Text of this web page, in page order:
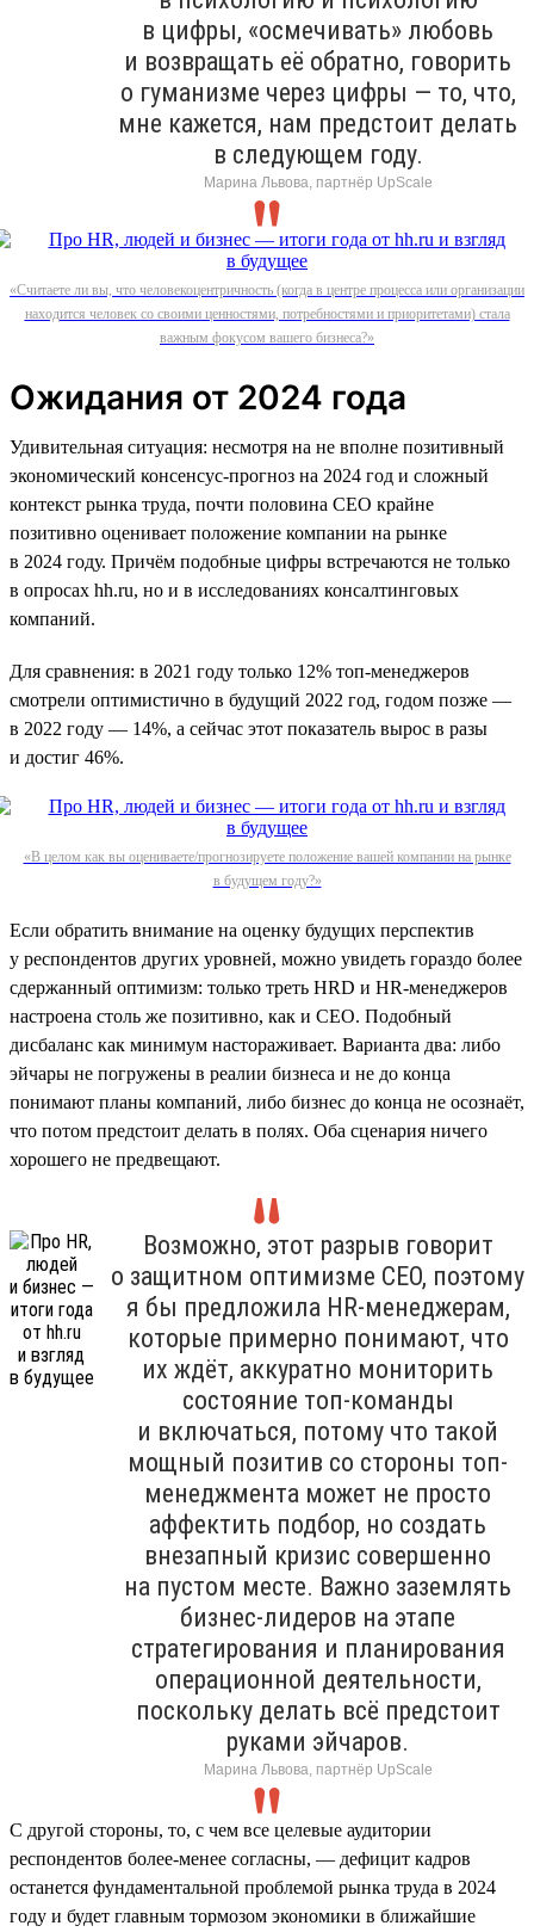
в цифры, «осмечивать» любовь
и возвращать её обратно, говорить
о гуманизме через цифры — то, что,
мне кажется, нам предстоит делать
в следующем году.
Марина Львова, партнёр UpScale
«Считаете ли вы, что человекоцентричность (когда в центре процесса или организации
находится человек со своими ценностями, потребностями и приоритетами) стала
важным фокусом вашего бизнеса?»
Ожидания от 2024 года
Удивительная ситуация: несмотря на не вполне позитивный
экономический консенсус-прогноз на 2024 год и сложный
контекст рынка труда, почти половина СЕО крайне
позитивно оценивает положение компании на рынке
в 2024 году. Причём подобные цифры встречаются не только
в опросах hh.ru, но и в исследованиях консалтинговых
компаний.
Для сравнения: в 2021 году только 12% топ-менеджеров
смотрели оптимистично в будущий 2022 год, годом позже —
в 2022 году — 14%, а сейчас этот показатель вырос в разы
и достиг 46%.
«В целом как вы оцениваете/прогнозируете положение вашей компании на рынке
в будущем году?»
Если обратить внимание на оценку будущих перспектив
у респондентов других уровней, можно увидеть гораздо более
сдержанный оптимизм: только треть HRD и HR-менеджеров
настроена столь же позитивно, как и СЕО. Подобный
дисбаланс как минимум настораживает. Варианта два: либо
эйчары не погружены в реалии бизнеса и не до конца
понимают планы компаний, либо бизнес до конца не осознаёт,
что потом предстоит делать в полях. Оба сценария ничего
хорошего не предвещают.
Возможно, этот разрыв говорит
о защитном оптимизме СЕО, поэтому
я бы предложила HR-менеджерам,
которые примерно понимают, что
их ждёт, аккуратно мониторить
состояние топ-команды
и включаться, потому что такой
мощный позитив со стороны топ-
менеджмента может не просто
аффектить подбор, но создать
внезапный кризис совершенно
на пустом месте. Важно заземлять
бизнес-лидеров на этапе
стратегирования и планирования
операционной деятельности,
поскольку делать всё предстоит
руками эйчаров.
Марина Львова, партнёр UpScale
С другой стороны, то, с чем все целевые аудитории
респондентов более-менее согласны, — дефицит кадров
останется фундаментальной проблемой рынка труда в 2024
году и будет главным тормозом экономики в ближайшие